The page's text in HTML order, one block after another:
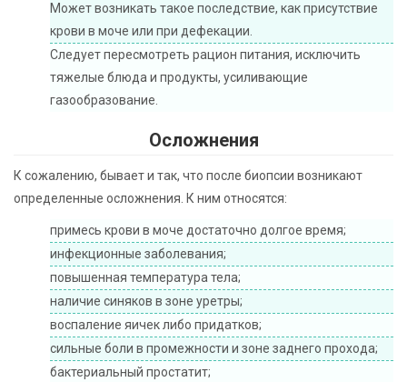
Может возникать такое последствие, как присутствие
крови в моче или при дефекации.
Следует пересмотреть рацион питания, исключить
тяжелые блюда и продукты, усиливающие
газообразование.
Осложнения
К сожалению, бывает и так, что после биопсии возникают
определенные осложнения. К ним относятся:
примесь крови в моче достаточно долгое время;
инфекционные заболевания;
повышенная температура тела;
наличие синяков в зоне уретры;
воспаление яичек либо придатков;
сильные боли в промежности и зоне заднего прохода;
бактериальный простатит;